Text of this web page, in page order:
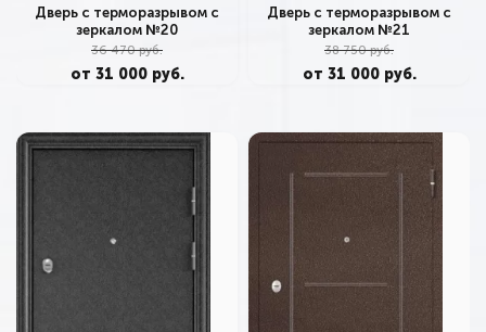
Дверь с терморазрывом с
зеркалом №20
36 470 руб.
от 31 000 руб.
Дверь с терморазрывом с
зеркалом №21
38 750 руб.
от 31 000 руб.